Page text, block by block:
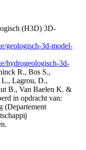
(H3D) 3D-
geologisch-3d-model-
hydrogeologisch-3d-
R., Bos S.,
Lagrou, D.,
B., Van Baelen K. &
in opdracht van:
(Departement